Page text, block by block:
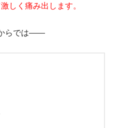
しく痛み出します。
らでは——